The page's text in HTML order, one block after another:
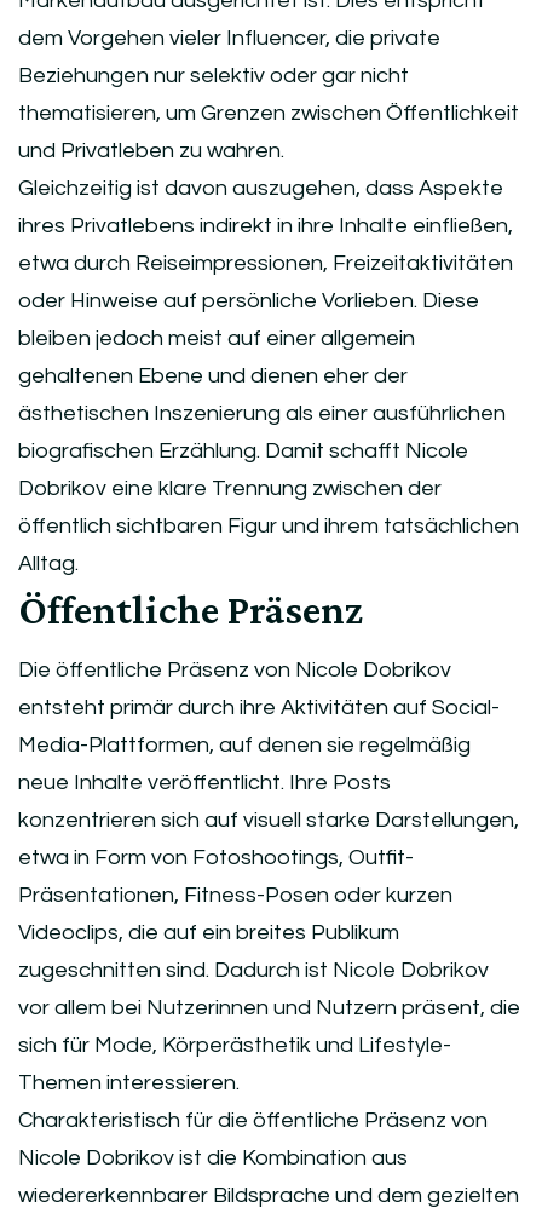
dem Vorgehen vieler Influencer, die private
Beziehungen nur selektiv oder gar nicht
thematisieren, um Grenzen zwischen Öffentlichkeit
und Privatleben zu wahren.
Gleichzeitig ist davon auszugehen, dass Aspekte
ihres Privatlebens indirekt in ihre Inhalte einfließen,
etwa durch Reiseimpressionen, Freizeitaktivitäten
oder Hinweise auf persönliche Vorlieben. Diese
bleiben jedoch meist auf einer allgemein
gehaltenen Ebene und dienen eher der
ästhetischen Inszenierung als einer ausführlichen
biografischen Erzählung. Damit schafft Nicole
Dobrikov eine klare Trennung zwischen der
öffentlich sichtbaren Figur und ihrem tatsächlichen
Alltag.
Öffentliche Präsenz
Die öffentliche Präsenz von Nicole Dobrikov
entsteht primär durch ihre Aktivitäten auf Social-
Media-Plattformen, auf denen sie regelmäßig
neue Inhalte veröffentlicht. Ihre Posts
konzentrieren sich auf visuell starke Darstellungen,
etwa in Form von Fotoshootings, Outfit-
Präsentationen, Fitness-Posen oder kurzen
Videoclips, die auf ein breites Publikum
zugeschnitten sind. Dadurch ist Nicole Dobrikov
vor allem bei Nutzerinnen und Nutzern präsent, die
sich für Mode, Körperästhetik und Lifestyle-
Themen interessieren.
Charakteristisch für die öffentliche Präsenz von
Nicole Dobrikov ist die Kombination aus
wiedererkennbarer Bildsprache und dem gezielten